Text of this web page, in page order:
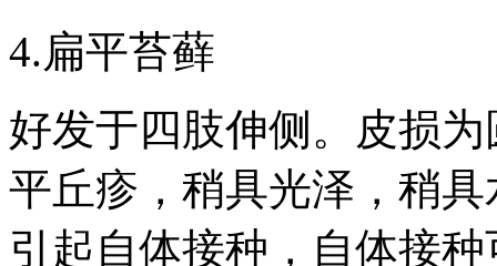
4.扁平苔藓
好发于四肢伸侧。皮损
平丘疹，稍具光泽，稍
引起自体接种，自体接